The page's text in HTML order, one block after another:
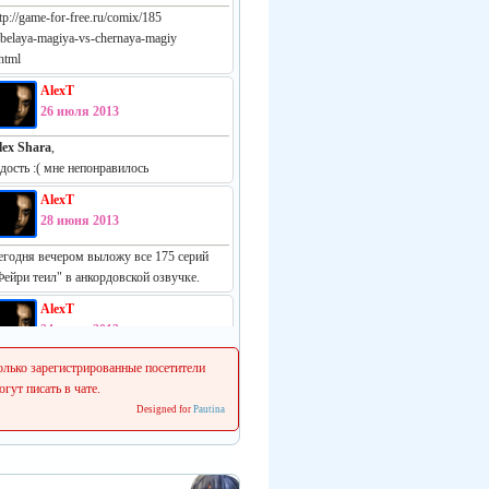
game-for-free.ru/comix/185
magiya-vs-chernaya-magiy
AlexT
26 июля 2013
Shara,
:( мне непонравилось
AlexT
28 июня 2013
вечером выложу все 175 серий
теил" в анкордовской озвучке.
AlexT
24 июня 2013
русская манга:
vk.com/white_vs_black_m
начинаем делать свежие релизы.
зарегистрированные посетители
писать в чате.
Designed for Pautina